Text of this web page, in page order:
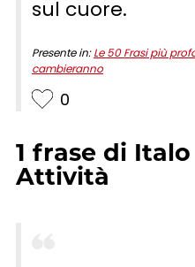
sul cuore.
Presente in:Le 50 Frasi più
cambieranno
0
1 frase di Italo
Attività